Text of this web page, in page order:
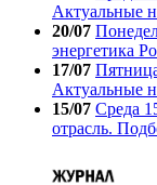
Актуальные
20/07
энергетика
17/07
Актуальные
15/07 Среда
отрасль.